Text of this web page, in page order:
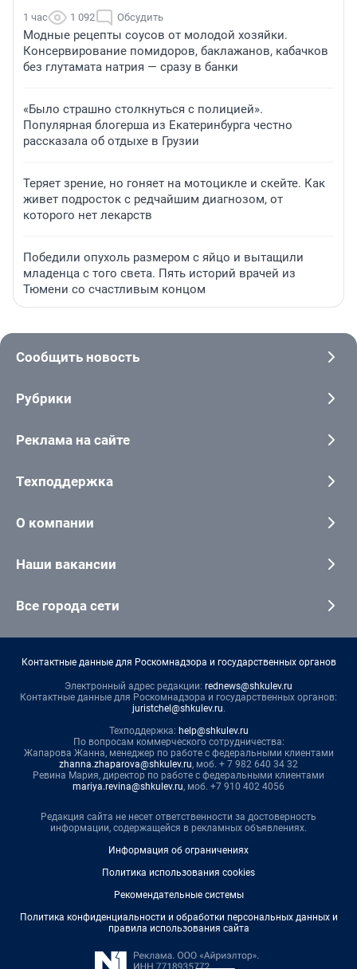
1 час 1 092 Обсудить
Модные рецепты соусов от молодой хозяйки.
Консервирование помидоров, баклажанов, кабачков
без глутамата натрия — сразу в банки
«Было страшно столкнуться с полицией».
Популярная блогерша из Екатеринбурга честно
рассказала об отдыхе в Грузии
Теряет зрение, но гоняет на мотоцикле и скейте. Как
живет подросток с редчайшим диагнозом, от
которого нет лекарств
Победили опухоль размером с яйцо и вытащили
младенца с того света. Пять историй врачей из
Тюмени со счастливым концом
Сообщить новость
Рубрики
Реклама на сайте
Техподдержка
О компании
Наши вакансии
Все города сети
Контактные данные для Роскомнадзора и государственных органов
Электронный адрес редакции: rednews@shkulev.ru
Контактные данные для Роскомнадзора и государственных органов:
juristchel@shkulev.ru.
Техподдержка: help@shkulev.ru
По вопросам коммерческого сотрудничества:
Жапарова Жанна, менеджер по работе с федеральными клиентами
zhanna.zhaparova@shkulev.ru, моб. + 7 982 640 34 32
Ревина Мария, директор по работе с федеральными клиентами
mariya.revina@shkulev.ru, моб. +7 910 402 4056
Редакция сайта не несет ответственности за достоверность
информации, содержащейся в рекламных объявлениях.
Информация об ограничениях
Политика использования cookies
Рекомендательные системы
Политика конфиденциальности и обработки персональных данных и
правила использования сайта